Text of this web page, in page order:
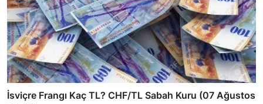
İsviçre Frangı Kaç TL? CHF/TL Sabah Kuru (07 Ağustos